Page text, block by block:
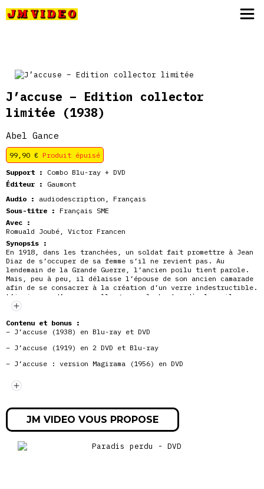
J’accuse – Edition collector
limitée (1938)
Abel Gance
99,90 € Produit épuisé
Support :
Combo Blu-ray + DVD
Éditeur :
Gaumont
Audio :
audiodescription, Français
Sous-titre : Français SME
Avec :
Romuald Joubé, Victor Francen
Synopsis :
En 1918, dans les tranchées, un soldat fait promettre à Jean
Diaz de s’occuper de sa femme s’il ne revient pas. Au
lendemain de la Grande Guerre, l’ancien poilu tient parole.
Mais, peu à peu, il délaisse l’épouse de son ancien camarade
afin de se consacrer à la création d’un verre indestructible.
L’imminence d’une nouvelle guerre le hante, dès lors il va
consacrer sa vie à tenter de l’éviter.
Contenu et bonus :
– J’accuse (1938) en Blu-ray et DVD
– J’accuse (1919) en 2 DVD et Blu-ray
– J’accuse : version Magirama (1956) en DVD
– La fin du monde?(1931) en DVD
JM VIDEO VOUS PROPOSE